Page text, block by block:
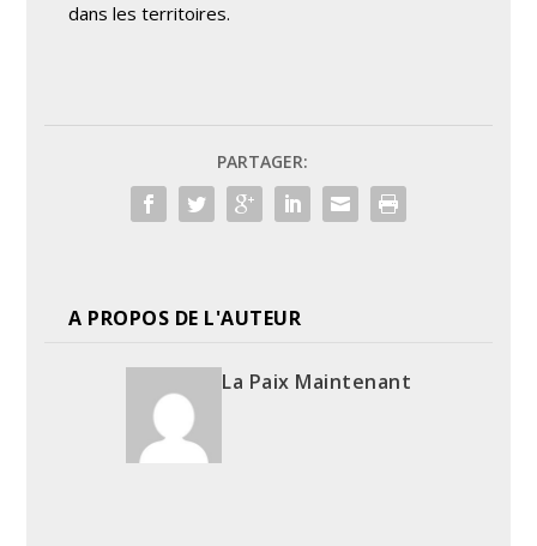
dans les territoires.
PARTAGER:
A PROPOS DE L'AUTEUR
La Paix Maintenant